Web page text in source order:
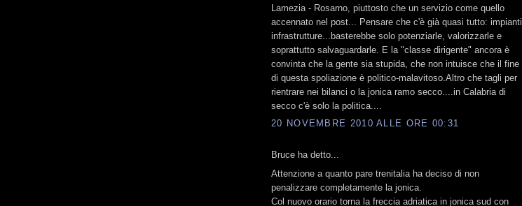
Lamezia - Rosarno, piuttosto che un servizio come quello
accennato nel post... Pensare che c'è già quasi tutto: impianti,
infrastrutture...basterebbe solo potenziarle, valorizzarle e
soprattutto salvaguardarle. E la "classe dirigente" ancora è
convinta che la gente sia stupida, che non intuisce che il fine
di questa spoliazione è politico-malavitoso.Altro che tagli per
rientrare nei bilanci o la jonica ramo secco....in Calabria di
secco c'è solo la politica....
20 NOVEMBRE 2010 ALLE ORE 00:31
Bruce ha detto...
Attenzione a quanto pare trenitalia ha deciso di non
penalizzare completamente la jonica.
Col nuovo orario torna la freccia adriatica in jonica sud con